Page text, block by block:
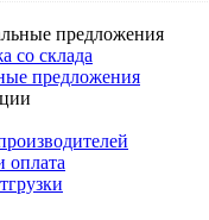
предложения
со склада
предложения
оплата